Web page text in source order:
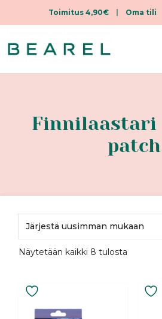
Toimitus 4,90€| Oma tili
sisältöön
Finnilaastari
patch
Näytetään kaikki 8 tulosta